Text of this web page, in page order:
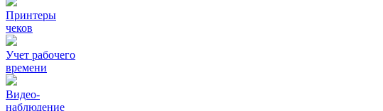
Принтеры
чеков
Учет рабочего
времени
Видео‑
наблюдение